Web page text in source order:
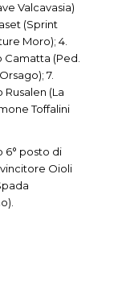
Valcavasia)
(Sprint
Moro); 4.
Camatta (Ped.
7.
(La
Toffalini
6° posto di
vincitore Oioli